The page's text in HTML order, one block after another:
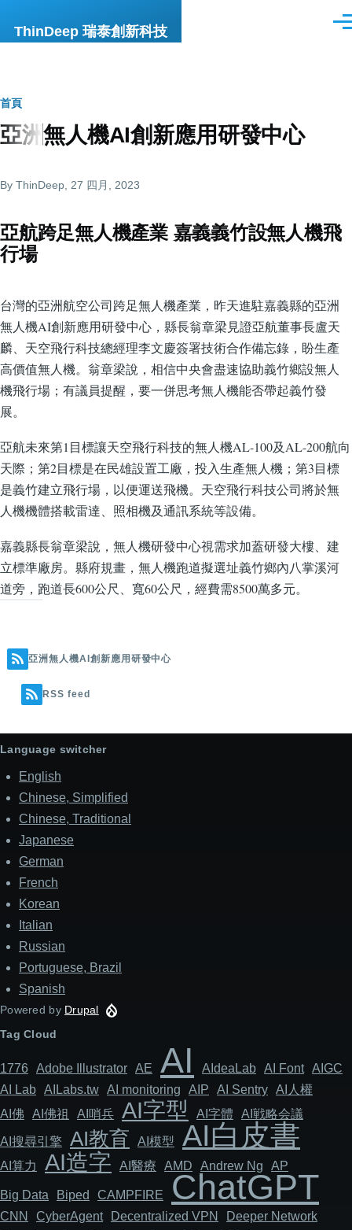
ThinDeep 瑞泰創新科技
選
導
航
結
首頁
亞洲無人機AI創新應用研發中心
By ThinDeep , 27 四月, 2023
亞航跨足無人機產業 嘉義義竹設無人機飛
行場
台灣的亞洲航空公司跨足無人機產業，昨天進駐嘉義縣的亞洲
無人機AI創新應用研發中心，縣長翁章梁見證亞航董事長盧天
麟、天空飛行科技總經理李文慶簽署技術合作備忘錄，盼生產
高價值無人機。翁章梁說，相信中央會盡速協助義竹鄉設無人
機飛行場；有議員提醒，要一併思考無人機能否帶起義竹發
展。
亞航未來第1目標讓天空飛行科技的無人機AL-100及AL-200航向
天際；第2目標是在民雄設置工廠，投入生產無人機；第3目標
是義竹建立飛行場，以便運送飛機。天空飛行科技公司將於無
人機機體搭載雷達、照相機及通訊系統等設備。
嘉義縣長翁章梁說，無人機研發中心視需求加蓋研發大樓、建
立標準廠房。縣府規畫，無人機跑道擬選址義竹鄉內八掌溪河
道旁，跑道長600公尺、寬60公尺，經費需8500萬多元。
亞洲無人機AI創新應用研發中心
RSS feed
Language switcher
English
Chinese, Simplified
Chinese, Traditional
Japanese
German
French
Korean
Italian
Russian
Portuguese, Brazil
Spanish
Powered by Drupal
Tag Cloud
1776 Adob​​e Illustrator AE AI AIdeaLab AI Font AIGC
AI Lab AILabs.tw AI monitoring AIP AI Sentry AI人權
AI佛
AI佛祖 AI哨兵 AI字型 AI字體 AI戦略会議
AI搜尋引擎 AI教育 AI模型 AI白皮書
AI算力 AI造字 AI醫療 AMD Andrew Ng AP
Big Data Biped CAMPFIRE ChatGPT
CNN Cyber​​Agent Decentralized VPN
Deeper Network